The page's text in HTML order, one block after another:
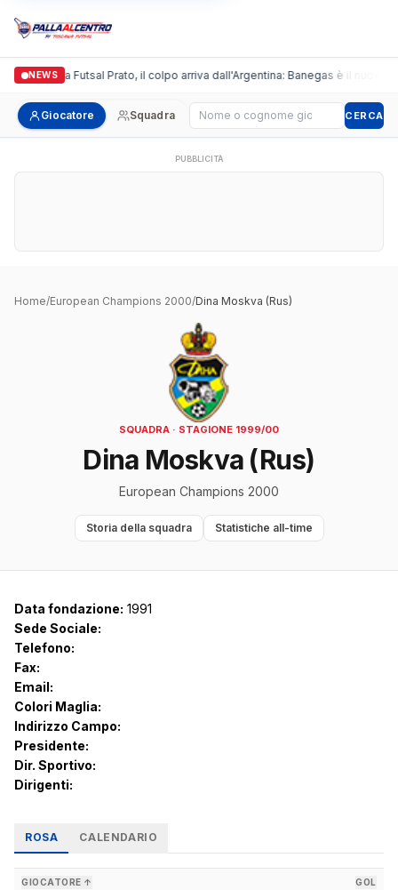
NEWS
Italgronda Futsal Prato, il colpo arriva dall'Argentina: Banegas è il nuovo
Giocatore Squadra Cerca giocatore CERCA
PUBBLICITÀ
Home/European Champions 2000/Dina Moskva (Rus)
SQUADRA · STAGIONE 1999/00
Dina Moskva (Rus)
European Champions 2000
Storia della squadra Statistiche all-time
Data fondazione: 1991
Sede Sociale:
Telefono:
Fax:
Email:
Colori Maglia:
Indirizzo Campo:
Presidente:
Dir. Sportivo:
Dirigenti:
ROSA CALENDARIO
GIOCATORE ↑ GOL